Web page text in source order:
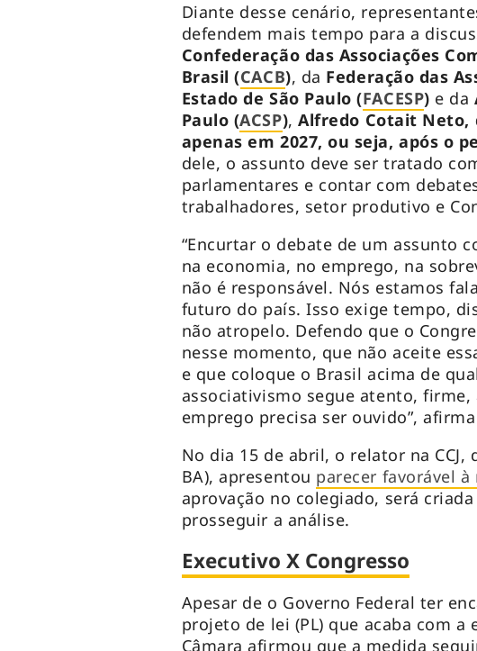
Diante desse cenário,
defendem mais tempo para a
Confederação das Associações
Brasil (CACB), da Federação das
Estado de São Paulo (FACESP) e da
Paulo (ACSP),Alfredo Cotait Neto,
apenas em 2027, ou seja, após o
dele, o assunto deve ser tratado
parlamentares e contar com
trabalhadores, setor produtivo e
“Encurtar o debate de um assunto
na economia, no emprego, na
não é responsável. Nós estamos
futuro do país. Isso exige tempo,
não atropelo. Defendo que o
nesse momento, que não aceite
e que coloque o Brasil acima de
associativismo segue atento,
emprego precisa ser ouvido”,
No dia 15 de abril, o relator na CCJ,
BA), apresentou parecer favorável à
aprovação no colegiado, será
prosseguir a análise.
Executivo X Congresso
Apesar de o Governo Federal ter
projeto de lei (PL) que acaba com a
Câmara afirmou que a medida